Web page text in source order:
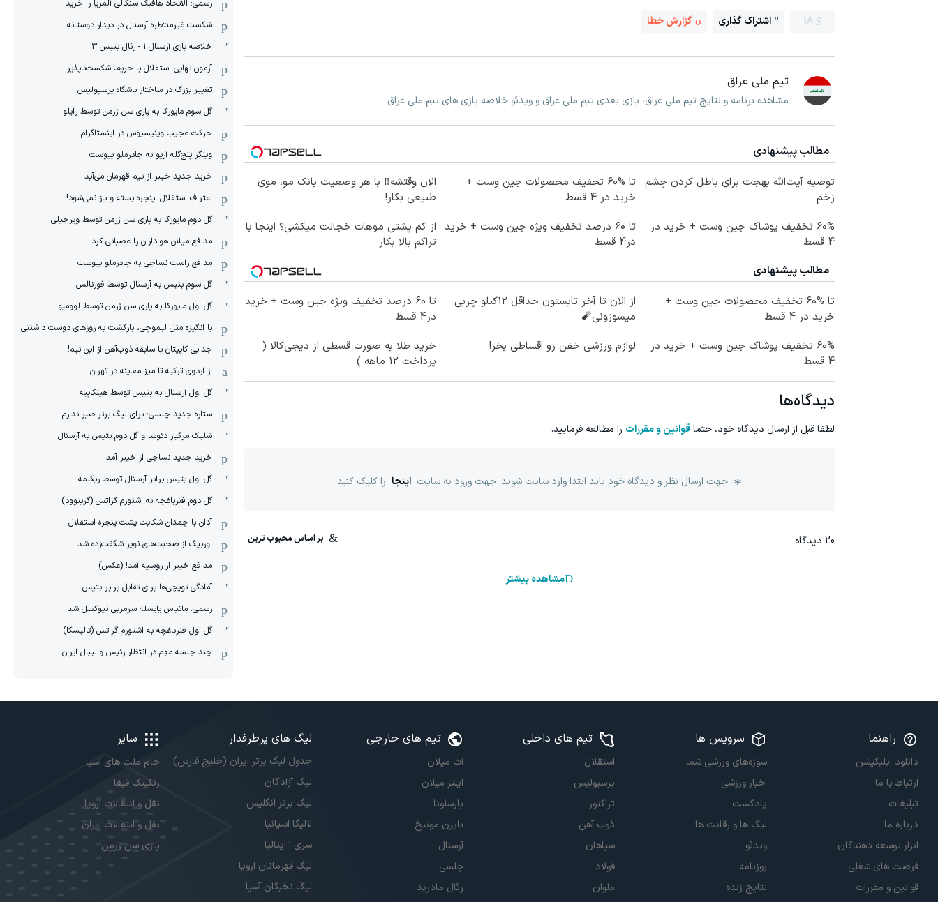
18 اشتراک گذاری گزارش خطا
تیم ملی عراق
مشاهده برنامه و نتایج تیم ملی عراق، بازی بعدی تیم ملی عراق و ویدئو خلاصه بازی های تیم ملی عراق
مطالب پیشنهادی
توصیه آیت‌الله بهجت برای باطل کردن چشم
زخم
تا %60 تخفیف محصولات جین وست +
خرید در 4 قسط
الان وقتشه‼️ با هر وضعیت بانک مو، موی
طبیعی بکار!
60% تخفیف پوشاک جین وست + خرید در
4 قسط
تا 60 درصد تخفیف ویژه جین وست + خرید
در4 قسط
از کم پشتی موهات خجالت میکشی؟ اینجا با
تراکم بالا بکار
مطالب پیشنهادی
تا %60 تخفیف محصولات جین وست +
خرید در 4 قسط
از الان تا آخر تابستون حداقل 12کیلو چربی
میسوزونی🧨
تا 60 درصد تخفیف ویژه جین وست + خرید
در4 قسط
60% تخفیف پوشاک جین وست + خرید در
4 قسط
لوازم ورزشی خفن رو اقساطی بخر!
خرید طلا به صورت قسطی از دیجی‌کالا (
پرداخت 12 ماهه )
دیدگاه‌ها
لطفا قبل از ارسال دیدگاه خود، حتماقوانین و مقررات را مطالعه فرمایید.
جهت ارسال نظر و دیدگاه خود باید ابتدا وارد سایت شوید. جهت ورود به سایت اینجا را کلیک کنید
20 دیدگاه
مشاهده بیشتر
رسمی: الاتحاد هافبک سنگالی آلمریا را خرید
شکست غیرمنتظره آرسنال در دیدار دوستانه
خلاصه بازی آرسنال 1 - رئال بتیس 3
آزمون نهایی استقلال با حریف شکست‌ناپذیر
تغییر بزرگ در ساختار باشگاه پرسپولیس
گل سوم مایورکا به پاری سن ژرمن توسط رایلو
حرکت عجیب وینیسیوس در اینستاگرام
وینگر پنج‌گله آریو به چادرملو پیوست
خرید جدید خیبر از تیم قهرمان می‌آید
اعتراف استقلال: پنجره بسته و باز نمی‌شود!
گل دوم مایورکا به پاری سن ژرمن توسط ویرجیلی
مدافع میلان هواداران را عصبانی کرد
مدافع راست نساجی به چادرملو پیوست
گل سوم بتیس به آرسنال توسط فورنالس
گل اول مایورکا به پاری سن ژرمن توسط لوومبو
با انگیزه مثل لیموچی، بازگشت به روزهای دوست داشتنی
جدایی کاپیتان با سابقه ذوب‌آهن از این تیم!
از اردوی ترکیه تا میز معاینه در تهران
گل اول آرسنال به بتیس توسط هینکاپیه
ستاره جدید چلسی: برای لیگ برتر صبر ندارم
شلیک مرگبار دئوسا و گل دوم بتیس به آرسنال
خرید جدید نساجی از خیبر آمد
گل اول بتیس برابر آرسنال توسط ریکلمه
گل دوم فنرباغچه به اشتورم گراتس (گرینوود)
آدان با چمدان شکایت پشت پنجره استقلال
اوربیگ از صحبت‌های نویر شگفت‌زده شد
مدافع خیبر از روسیه آمد! (عکس)
آمادگی توپچی‌ها برای تقابل برابر بتیس
رسمی: ماتیاس یایسله سرمربی نیوکسل شد
گل اول فنرباغچه به اشتورم گراتس (تالیسکا)
چند جلسه مهم در انتظار رئیس والیبال ایران
راهنما
دانلود اپلیکیشن
ارتباط با ما
تبلیغات
درباره ما
ابزار توسعه دهندگان
فرصت های شغلی
قوانین و مقررات
سرویس ها
سوژه‌های ورزشی شما
اخبار ورزشی
پادکست
لیگ ها و رقابت ها
ویدئو
روزنامه
نتایج زنده
تیم های داخلی
استقلال
پرسپولیس
تراکتور
ذوب آهن
سپاهان
فولاد
ملوان
تیم های خارجی
آث میلان
اینتر میلان
بارسلونا
بایرن مونیخ
آرسنال
چلسی
رئال مادرید
لیگ های پرطرفدار
جدول لیگ برتر ایران (خلیج فارس)
لیگ آزادگان
لیگ برتر انگلیس
لالیگا اسپانیا
سری آ ایتالیا
لیگ قهرمانان اروپا
لیگ نخبگان آسیا
سایر
جام ملت های آسیا
رنکینگ فیفا
نقل و انتقالات اروپا
نقل و انتقالات ایران
پاری سن ژرمن